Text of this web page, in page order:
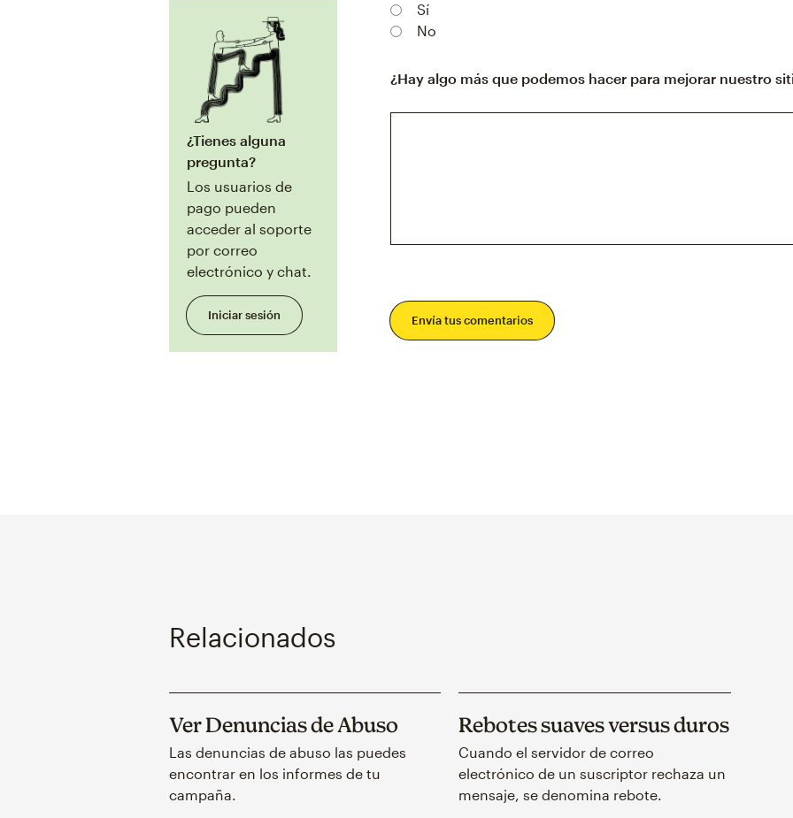
¿Tienes alguna
pregunta?
Los usuarios de
pago pueden
acceder al soporte
por correo
electrónico y chat.
Iniciar sesión
Sí
No
¿Hay algo más que podemos hacer para mejorar nuestro
Envía tus comentarios
Relacionados
Ver Denuncias de Abuso
Las denuncias de abuso las puedes
encontrar en los informes de tu
campaña.
Rebotes suaves versus duros
Cuando el servidor de correo
electrónico de un suscriptor rechaza un
mensaje, se denomina rebote.